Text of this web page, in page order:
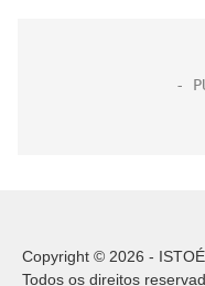
Copyright © 2026 -
Todos os direitos